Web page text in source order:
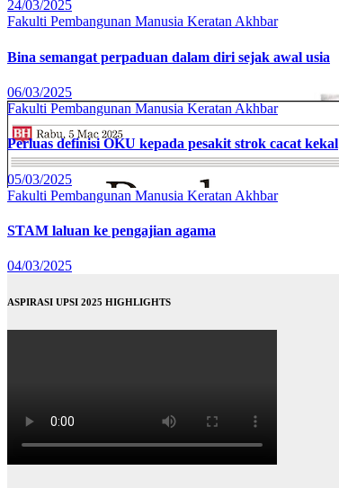
24/03/2025
Fakulti Pembangunan Manusia Keratan Akhbar
Bina semangat perpaduan dalam diri sejak awal usia
06/03/2025
Fakulti Pembangunan Manusia Keratan Akhbar
Perluas definisi OKU kepada pesakit strok cacat kekal
05/03/2025
Fakulti Pembangunan Manusia Keratan Akhbar
STAM laluan ke pengajian agama
04/03/2025
ASPIRASI UPSI 2025 HIGHLIGHTS